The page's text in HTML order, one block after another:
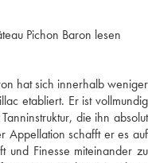
Pichon Baron lesen
hat sich innerhalb weniger
etabliert. Er ist vollmundig
die ihn absolut
Appellation schafft er es auf
und Finesse miteinander zu